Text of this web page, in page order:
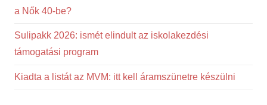
a Nők 40-be?
Sulipakk 2026: ismét elindult az iskolakezdési
támogatási program
Kiadta a listát az MVM: itt kell áramszünetre készülni